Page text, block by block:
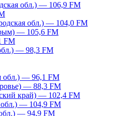
обл.) — 106,9 FM
обл.) — 104,0 FM
— 105,6 FM
FM
— 98,3 FM
обл.) — 96,1 FM
— 88,3 FM
край) — 102,4 FM
обл.) — 104,9 FM
— 94,9 FM